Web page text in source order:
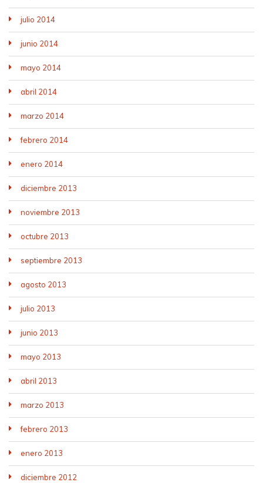
julio 2014
junio 2014
mayo 2014
abril 2014
marzo 2014
febrero 2014
enero 2014
diciembre 2013
noviembre 2013
octubre 2013
septiembre 2013
agosto 2013
julio 2013
junio 2013
mayo 2013
abril 2013
marzo 2013
febrero 2013
enero 2013
diciembre 2012